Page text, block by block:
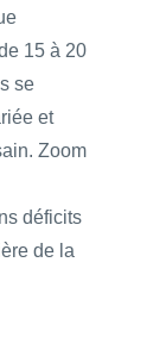
15 à 20
se
et
Zoom
déficits
de la